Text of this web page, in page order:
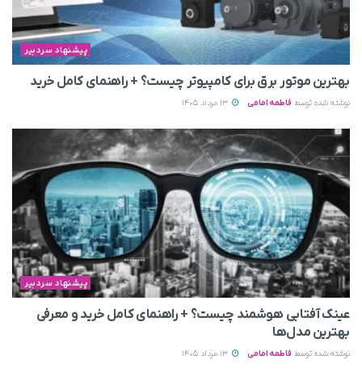
پیشنهاد سردبیر
بهترین موتور برق برای کامپیوتر چیست؟ + راهنمای کامل خرید
نوشته شده توسط فاطمه امامی
پیشنهاد سردبیر
عینک آفتابی هوشمند چیست؟ + راهنمای کامل خرید و معرفی
بهترین مدل‌ها
نوشته شده توسط فاطمه امامی